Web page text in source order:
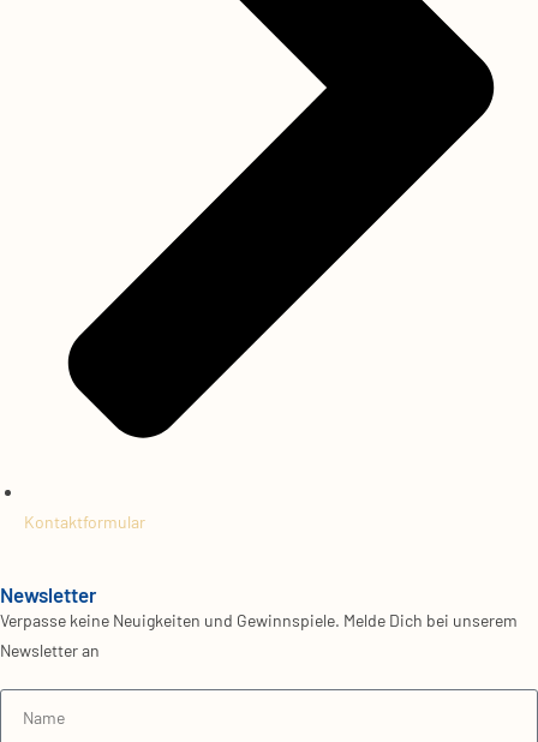
Kontaktformular
Newsletter
Verpasse keine Neuigkeiten und Gewinnspiele. Melde Dich bei unserem
Newsletter an